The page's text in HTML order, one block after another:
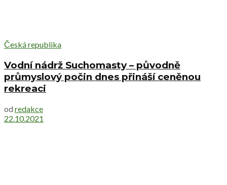
Česká republika
Vodní nádrž Suchomasty – původně
průmyslový počin dnes přináší ceněnou
rekreaci
od redakce
22.10.2021